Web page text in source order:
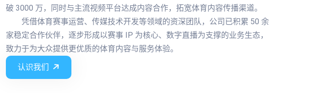
破 3000 万，同时与主流视频平台达成内容合作，拓宽体育内容传播渠道。
凭借体育赛事运营、传媒技术开发等领域的资深团队，公司已积累 50 余
家稳定合作伙伴，逐步形成以赛事 IP 为核心、数字直播为支撑的业务生态，
致力于为大众提供更优质的体育内容与服务体验。
认识我们